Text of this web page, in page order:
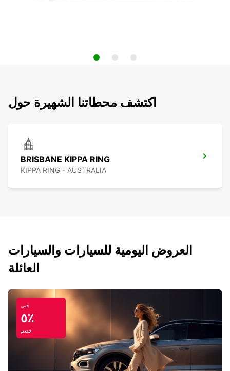
اكتشف محطاتنا الشهيرة حول
BRISBANE KIPPA RING
KIPPA RING - AUSTRALIA
العروض اليومية للسيارات والسيارات
العائلة
حتى
٥٪
خصم